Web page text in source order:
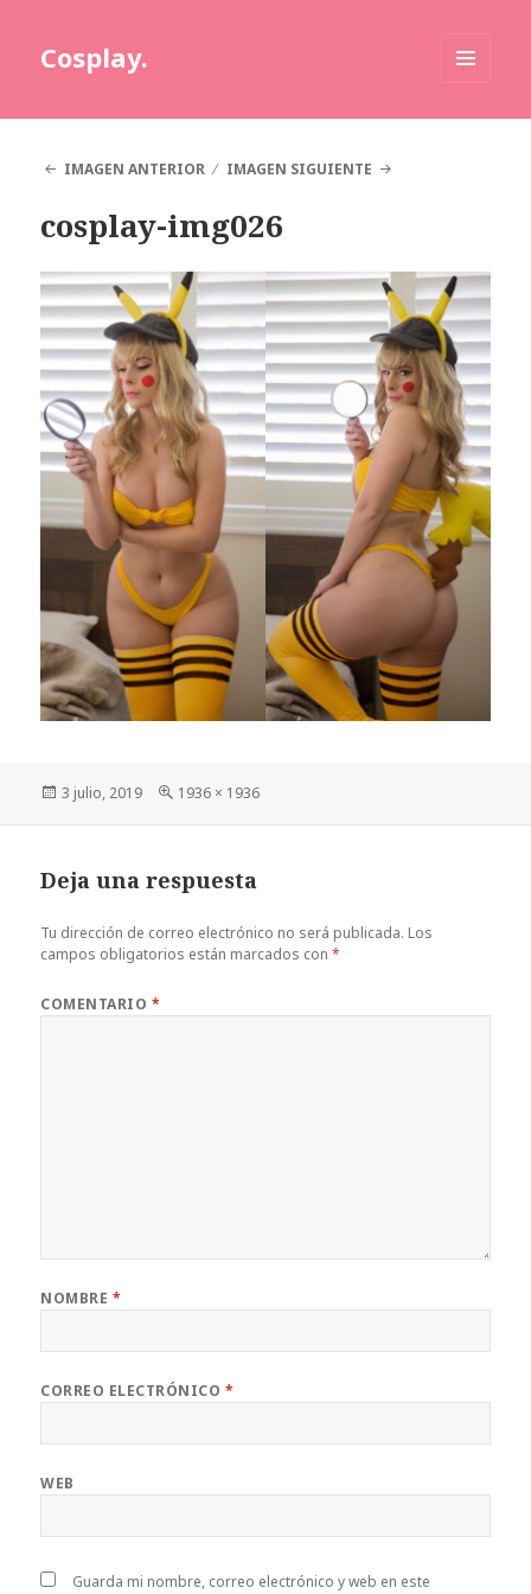
Cosplay.
IMAGEN ANTERIOR
IMAGEN SIGUIENTE
cosplay-img026
Publicado
3 julio, 2019
Tamaño
1936 × 1936
Deja una respuesta
Tu dirección de correo electrónico no será publicada. Los
campos obligatorios están marcados con*
COMENTARIO *
NOMBRE *
CORREO ELECTRÓNICO *
WEB
Guarda mi nombre, correo electrónico y web en este